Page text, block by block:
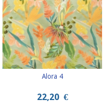
Alora 4
22,20 €